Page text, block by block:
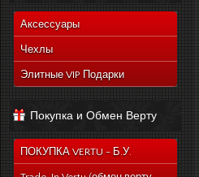
Аксессуары
Чехлы
Элитные VIP Подарки
Покупка и Обмен Верту
ПОКУПКА VERTU - Б.У.